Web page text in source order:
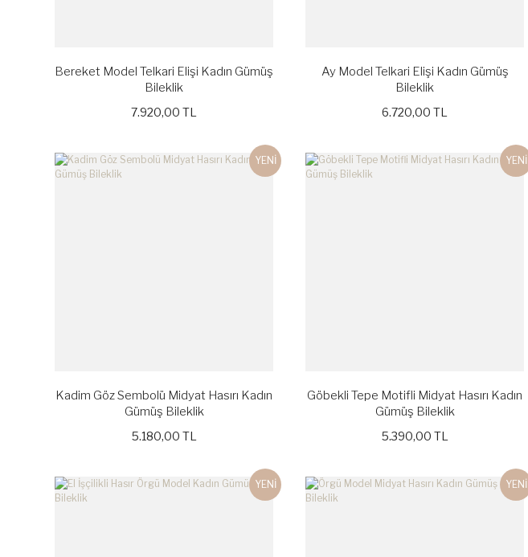
Bereket Model Telkari Elişi Kadın Gümüş
Bileklik
7.920,00 TL
Ay Model Telkari Elişi Kadın Gümüş
Bileklik
6.720,00 TL
YENİ
Kadim Göz Sembolü Midyat Hasırı Kadın
Gümüş Bileklik
5.180,00 TL
YENİ
Göbekli Tepe Motifli Midyat Hasırı Kadın
Gümüş Bileklik
5.390,00 TL
YENİ YENİ